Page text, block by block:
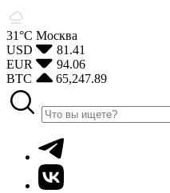
31°С Москва
USD
81.41
EUR
94.06
BTC
65,247.89